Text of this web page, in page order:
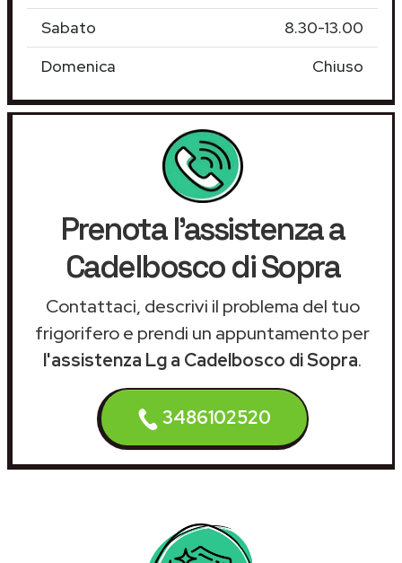
Sabato
8.30-13.00
Domenica
Chiuso
Prenota l'assistenza a
Cadelbosco di Sopra
Contattaci, descrivi il problema del tuo
frigorifero e prendi un appuntamento per
l'assistenza Lg a Cadelbosco di Sopra.
3486102520